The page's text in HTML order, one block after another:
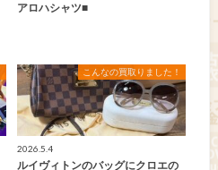
アロハシャツ■
こんなの買取りました！
2026.5.4
ルイヴィトンのバッグにクロエの